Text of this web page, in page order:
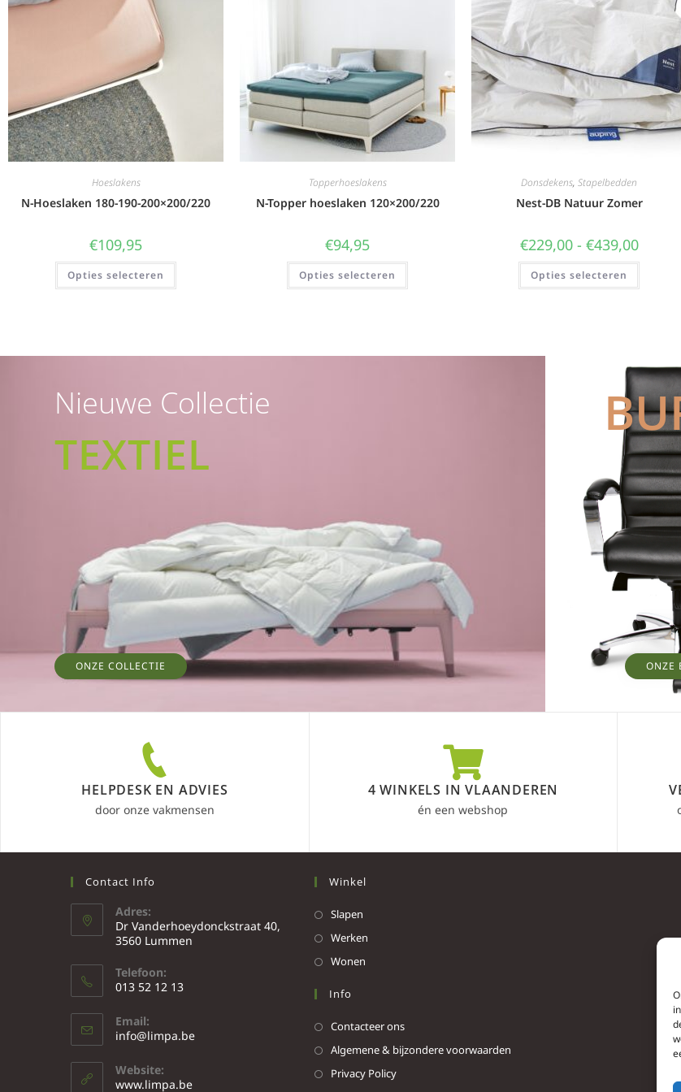
Hoeslakens
N-Hoeslaken 180-190-200×200/220
€109,95
Opties selecteren
Topperhoeslakens
N-Topper hoeslaken 120×200/220
€94,95
Opties selecteren
Donsdekens, Stapelbedden
Nest-DB Natuur Zomer
€229,00 - €439,00
Opties selecteren
Nieuwe Collectie
TEXTIEL
ONZE COLLECTIE ONZE
HELPDESK EN ADVIES
door onze vakmensen
4 WINKELS IN VLAANDEREN
én een webshop
Contact Info
Adres:
Dr Vanderhoeydonckstraat 40,
3560 Lummen
Telefoon:
013 52 12 13
Email:
info@limpa.be
Website:
www.limpa.be
Winkel
Slapen
Werken
Wonen
Info
Contacteer ons
Algemene & bijzondere voorwaarden
Privacy Policy